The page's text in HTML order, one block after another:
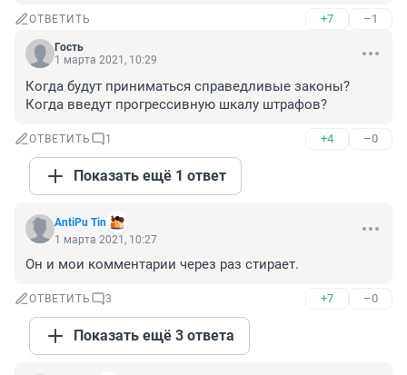
ОТВЕТИТЬ +7 –1
Гость
1 марта 2021, 10:29
Когда будут приниматься справедливые законы?
Когда введут прогрессивную шкалу штрафов?
ОТВЕТИТЬ 1 +4 –0
Показать ещё 1 ответ
AntiPu Tin
1 марта 2021, 10:27
Он и мои комментарии через раз стирает.
ОТВЕТИТЬ 3 +7 –0
Показать ещё 3 ответа